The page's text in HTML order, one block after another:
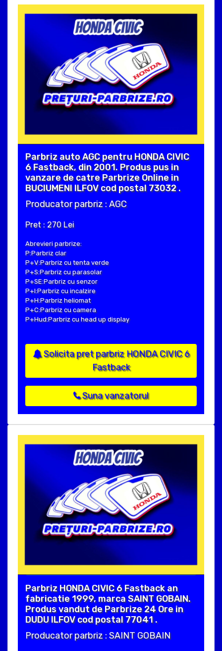
Parbriz auto AGC pentru HONDA CIVIC
6 Fastback, din 2001. Produs pus in
vanzare de catre Parbrize Online in
BUCIUMENI ILFOV cod postal 73032 .
Producator parbriz : AGC
Pret : 270 Lei
Abrevieri parbrize:
P:Parbriz clar
P+V:Parbriz cu tenta verde
P+S:Parbriz cu parasolar
P+SE:Parbriz cu senzor
P+I:Parbriz cu incalzire
P+H:Parbriz heliomat
P+C:Parbriz cu camera
P+Hud:Parbriz cu head up display
Solicita pret parbriz HONDA CIVIC 6
Fastback
Suna vanzatorul
Parbriz HONDA CIVIC 6 Fastback an
fabricatie 1999, marca SAINT GOBAIN.
Produs vandut de Parbrize 24 Ore in
DUDU ILFOV cod postal 77041 .
Producator parbriz : SAINT GOBAIN